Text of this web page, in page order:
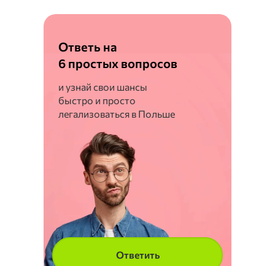
Ответь на
6 простых вопросов
и узнай свои шансы
быстро и просто
легализоваться в Польше
Ответить